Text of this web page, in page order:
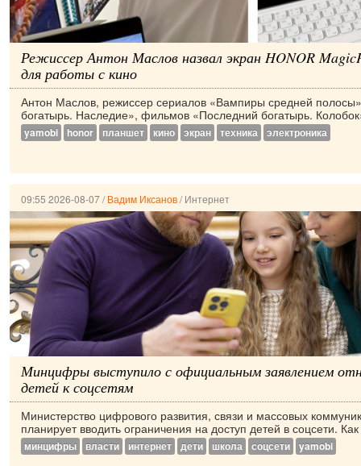
Режиссер Антон Маслов назвал экран HONOR
для работы с кино
Антон Маслов, режиссер сериалов «Вампиры средней
богатырь. Наследие», фильмов «Последний богатырь.
yamobi honor планшет кино экран техника электроника
09:55 2026-08-07/Вадим Иксанов/Интернет
Минцифры выступило с официальным заявлением
детей к соцсетям
Министерство цифрового развития, связи и массовых
планирует вводить ограничения на доступ детей в соцсети.
минцифры власти интернет дети школа соцсети yamobi